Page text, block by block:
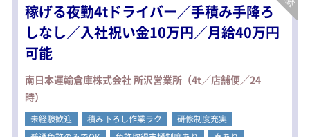
◆ 運転メインのシンプル業務
配送：作業＝7：3
配送先での検品作業はなく、
1日3往復程度のセンター間配送なの
で、
を進められます。
稼げる夜勤4tドライバー／手積み手降ろ
しなし／入社祝い金10万円／月給40万円
可能
南日本運輸倉庫株式会社 所沢営業所（4t／店舗便／24
時）
未経験歓迎 積み下ろし作業ラク
研修制度充実